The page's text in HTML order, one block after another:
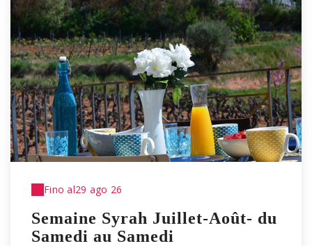
Fino al29 ago 26
Semaine Syrah Juillet-Août- du
Samedi au Samedi